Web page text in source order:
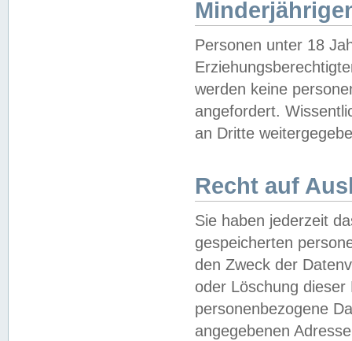
Personen unter 18
werden keine
angefordert.
an Dritte
Recht auf
Sie haben jederzeit
gespeicherten
den Zweck der
oder Löschung
personenbezogene
angegebenen